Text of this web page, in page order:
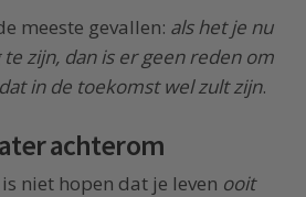
meeste gevallen: als het je nu
zijn, dan is er geen reden om
in de toekomst wel zult zijn.
achterom
niet hopen dat je leven ooit